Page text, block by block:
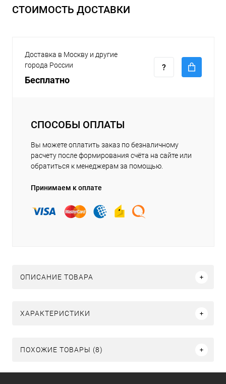
СТОИМОСТЬ ДОСТАВКИ
Доставка в Москву и другие
города России
Бесплатно
СПОСОБЫ ОПЛАТЫ
Вы можете оплатить заказ по безналичному
расчету после формирования счёта на сайте или
обратиться к менеджерам за помощью.
Принимаем к оплате
ОПИСАНИЕ ТОВАРА
ХАРАКТЕРИСТИКИ
ПОХОЖИЕ ТОВАРЫ (8)